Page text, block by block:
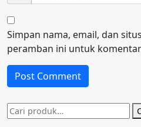
Simpan nama, email, dan
peramban ini untuk
Pencarian
untuk: